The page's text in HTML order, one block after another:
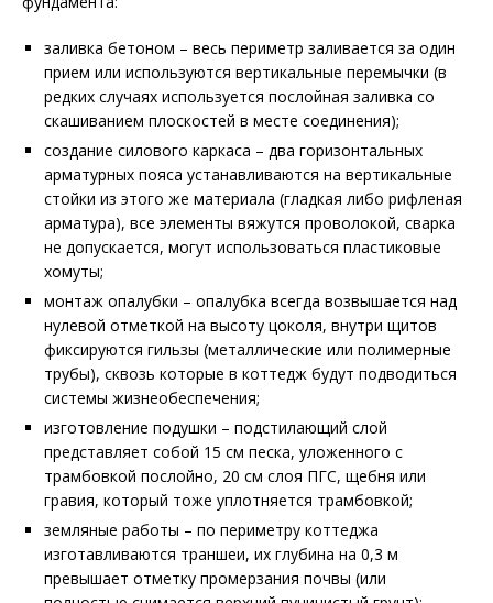
заливка бетоном – весь периметр заливается за один
прием или используются вертикальные перемычки (в
редких случаях используется послойная заливка со
скашиванием плоскостей в месте соединения);
создание силового каркаса – два горизонтальных
арматурных пояса устанавливаются на вертикальные
стойки из этого же материала (гладкая либо рифленая
арматура), все элементы вяжутся проволокой, сварка
не допускается, могут использоваться пластиковые
хомуты;
монтаж опалубки – опалубка всегда возвышается над
нулевой отметкой на высоту цоколя, внутри щитов
фиксируются гильзы (металлические или полимерные
трубы), сквозь которые в коттедж будут подводиться
системы жизнеобеспечения;
изготовление подушки – подстилающий слой
представляет собой 15 см песка, уложенного с
трамбовкой послойно, 20 см слоя ПГС, щебня или
гравия, который тоже уплотняется трамбовкой;
земляные работы – по периметру коттеджа
изготавливаются траншеи, их глубина на 0,3 м
превышает отметку промерзания почвы (или